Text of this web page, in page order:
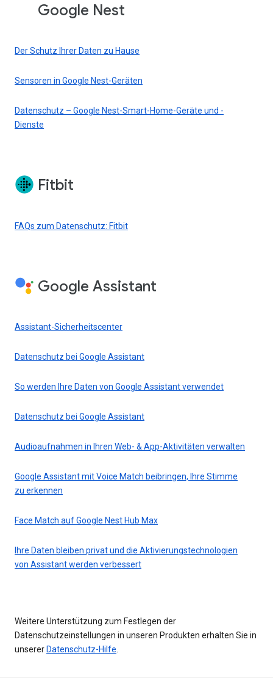
Google Nest
Der Schutz Ihrer Daten zu Hause
Sensoren in Google Nest-Geräten
Datenschutz – Google Nest-Smart-Home-Geräte und -
Dienste
Fitbit
FAQs zum Datenschutz: Fitbit
Google Assistant
Assistant-Sicherheitscenter
Datenschutz bei Google Assistant
So werden Ihre Daten von Google Assistant verwendet
Datenschutz bei Google Assistant
Audioaufnahmen in Ihren Web- & App-Aktivitäten verwalten
Google Assistant mit Voice Match beibringen, Ihre Stimme
zu erkennen
Face Match auf Google Nest Hub Max
Ihre Daten bleiben privat und die Aktivierungstechnologien
von Assistant werden verbessert
Weitere Unterstützung zum Festlegen der
Datenschutzeinstellungen in unseren Produkten erhalten Sie in
unserer Datenschutz-Hilfe.